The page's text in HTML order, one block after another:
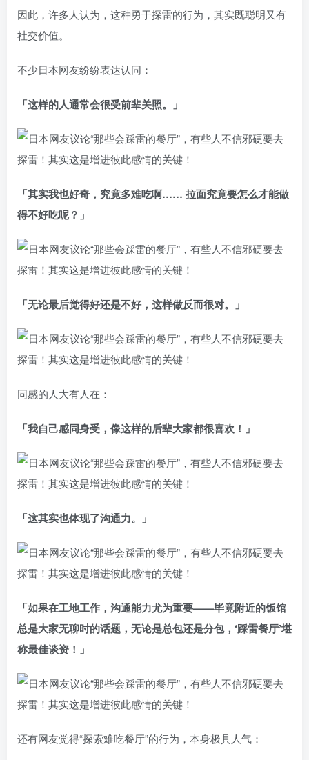
因此，许多人认为，这种勇于探雷的行为，其实既聪明又有
社交价值。
不少日本网友纷纷表达认同：
「这样的人通常会很受前辈关照。」
「其实我也好奇，究竟多难吃啊…… 拉面究竟要怎么才能做
得不好吃呢？」
「无论最后觉得好还是不好，这样做反而很对。」
同感的人大有人在：
「我自己感同身受，像这样的后辈大家都很喜欢！」
「这其实也体现了沟通力。」
「如果在工地工作，沟通能力尤为重要——毕竟附近的饭馆
总是大家无聊时的话题，无论是总包还是分包，‘踩雷餐厅’堪
称最佳谈资！」
还有网友觉得“探索难吃餐厅”的行为，本身极具人气：